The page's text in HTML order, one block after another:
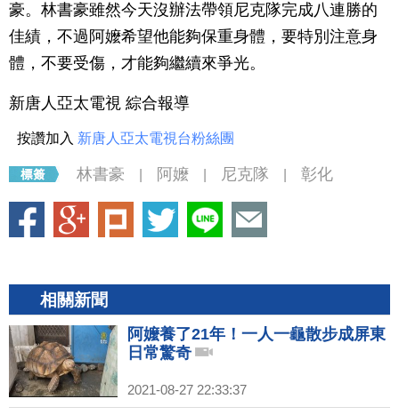
豪。林書豪雖然今天沒辦法帶領尼克隊完成八連勝的
佳績，不過阿嬤希望他能夠保重身體，要特別注意身
體，不要受傷，才能夠繼續來爭光。
新唐人亞太電視 綜合報導
按讚加入 新唐人亞太電視台粉絲團
林書豪 阿嬤 尼克隊 彰化
相關新聞
阿嬤養了21年！一人一龜散步成屏東
日常驚奇
2021-08-27 22:33:37